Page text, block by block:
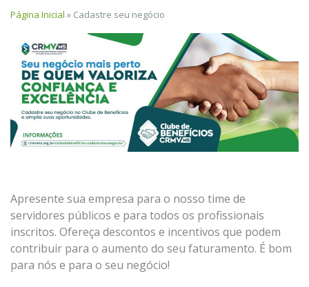
Página Inicial » Cadastre seu negócio
Apresente sua empresa para o nosso time de
servidores públicos e para todos os profissionais
inscritos. Ofereça descontos e incentivos que podem
contribuir para o aumento do seu faturamento. É bom
para nós e para o seu negócio!